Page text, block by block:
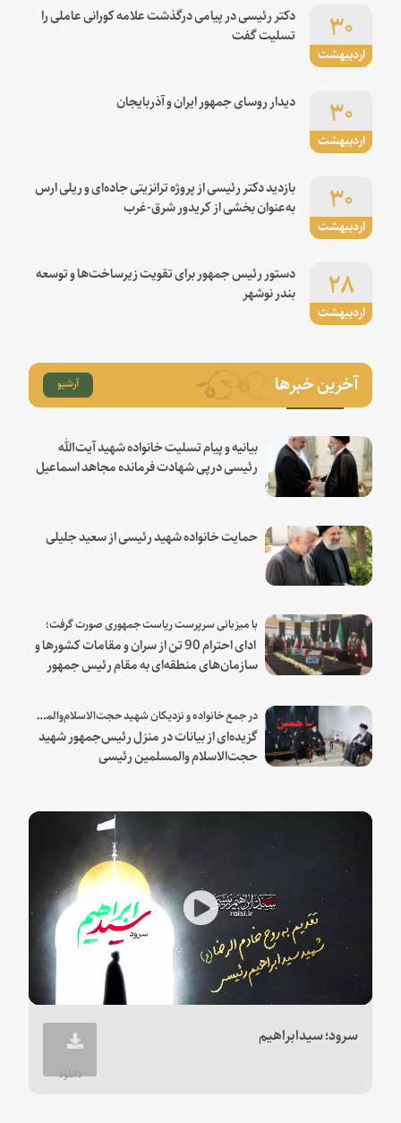
اردیبهشت
۳۰
دکتر رئیسی در پیامی درگذشت علامه کورانی عاملی را
تسلیت گفت
اردیبهشت
۳۰ دیدار روسای جمهور ایران و آذربایجان
اردیبهشت
۳۰
بازدید دکتر رئیسی از پروژه ترانزیتی جاده‌ای و ریلی ارس
به‌عنوان بخشی از کریدور شرق-غرب
اردیبهشت
۲۸
دستور رئیس جمهور برای تقویت زیرساخت‌ها و توسعه
بندر نوشهر
آخرین خبرها آرشیو
بیانیه و پیام تسلیت خانواده شهید آیت‌الله
رئیسی درپی شهادت فرمانده مجاهد اسماعیل
حمایت خانواده شهید رئیسی از سعید جلیلی
با میزبانی سرپرست ریاست جمهوری صورت گرفت؛
ادای احترام 90 تن از سران و مقامات کشورها و
سازمان‌های منطقه‌ای به مقام رئیس جمهور
در جمع خانواده و نزدیکان شهید حجت‌الاسلام‌والمسلمین رئیسی:
گزیده‌ای از بیانات در منزل رئیس‌جمهور شهید
حجت‌الاسلام والمسلمین رئیسی
Play
Video
سرود؛ سیدابراهیم
دانلود